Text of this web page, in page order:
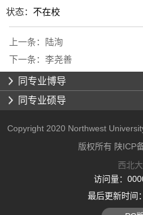
状态：不在校
上一条：
陆洵
下一条： 李尧善
同专业博导
同专业硕导
Copyright 2020 Northwest
版权所有 陕ICP
西北
访问量：
最后更新时间：